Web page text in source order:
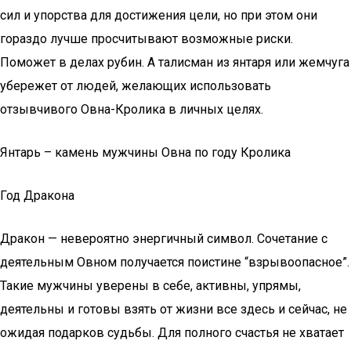
сил и упорства для достижения цели, но при этом они
гораздо лучше просчитывают возможные риски.
Поможет в делах рубин. А талисман из янтаря или жемчуга
убережет от людей, желающих использовать
отзывчивого Овна-Кролика в личных целях.
Янтарь – камень мужчины Овна по году Кролика
Год Дракона
Дракон — невероятно энергичный символ. Сочетание с
деятельным Овном получается поистине “взрывоопасное”.
Такие мужчины уверены в себе, активны, упрямы,
деятельны и готовы взять от жизни все здесь и сейчас, не
ожидая подарков судьбы. Для полного счастья не хватает